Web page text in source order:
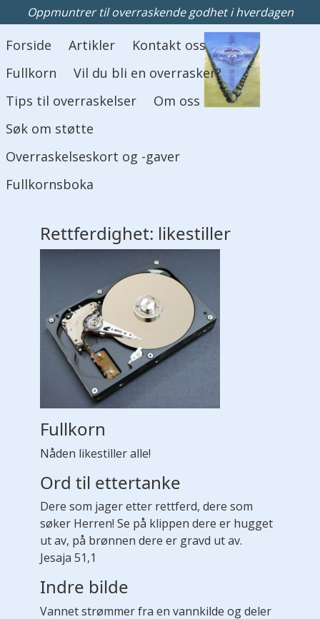
Oppmuntrer til overraskende godhet i hverdagen
Hovedmeny
Forside Artikler
Kontakt oss
Fullkorn
Vil du bli en overrasker?
Tips til overraskelser
Om oss
Søk om støtte
Overraskelseskort og -gaver
Fullkornsboka
Rettferdighet: likestiller
Fullkorn
Nåden likestiller alle!
Ord til ettertanke
Dere som jager etter rettferd, dere som
søker Herren! Se på klippen dere er hugget
ut av, på brønnen dere er gravd ut av.
Jesaja 51,1
Indre bilde
Vannet strømmer fra en vannkilde og deler